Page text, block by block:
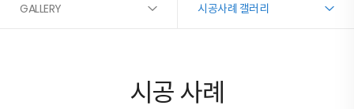
GALLERY 시공사례 갤러리
시공 사례